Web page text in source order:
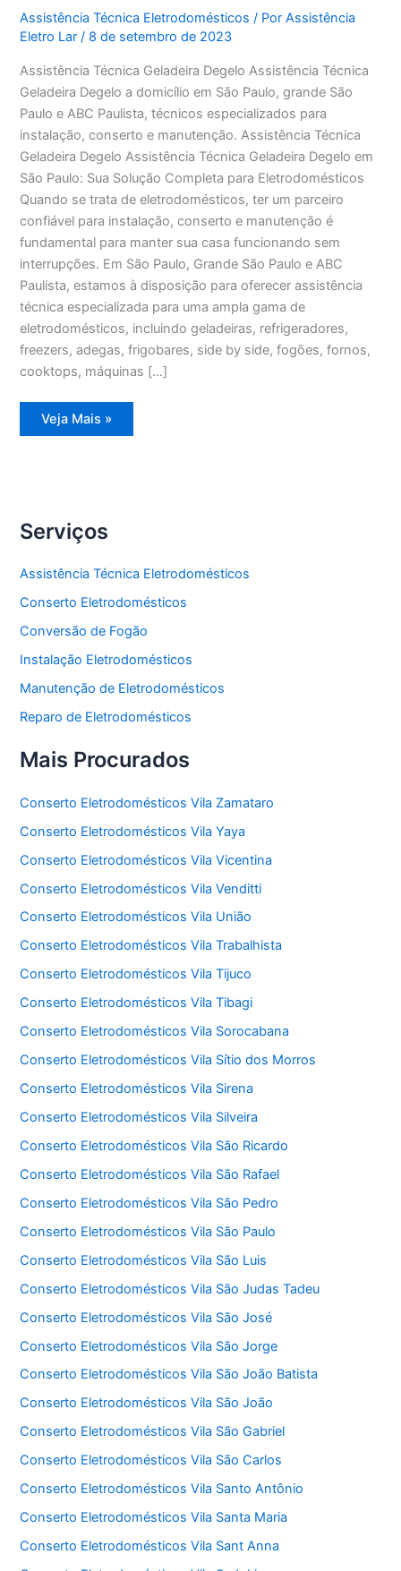
Assistência Técnica Eletrodomésticos / PorAssistência
Eletro Lar/ 8 de setembro de 2023
Assistência Técnica Geladeira Degelo Assistência Técnica
Geladeira Degelo a domicílio em São Paulo, grande São
Paulo e ABC Paulista, técnicos especializados para
instalação, conserto e manutenção. Assistência Técnica
Geladeira Degelo Assistência Técnica Geladeira Degelo em
São Paulo: Sua Solução Completa para Eletrodomésticos
Quando se trata de eletrodomésticos, ter um parceiro
confiável para instalação, conserto e manutenção é
fundamental para manter sua casa funcionando sem
interrupções. Em São Paulo, Grande São Paulo e ABC
Paulista, estamos à disposição para oferecer assistência
técnica especializada para uma ampla gama de
eletrodomésticos, incluindo geladeiras, refrigeradores,
freezers, adegas, frigobares, side by side, fogões, fornos,
cooktops, máquinas […]
Assistência
Técnica
Veja Mais »
Serviços
Assistência Técnica Eletrodomésticos
Conserto Eletrodomésticos
Conversão de Fogão
Instalação Eletrodomésticos
Manutenção de Eletrodomésticos
Reparo de Eletrodomésticos
Mais Procurados
Conserto Eletrodomésticos Vila Zamataro
Conserto Eletrodomésticos Vila Yaya
Conserto Eletrodomésticos Vila Vicentina
Conserto Eletrodomésticos Vila Venditti
Conserto Eletrodomésticos Vila União
Conserto Eletrodomésticos Vila Trabalhista
Conserto Eletrodomésticos Vila Tijuco
Conserto Eletrodomésticos Vila Tibagi
Conserto Eletrodomésticos Vila Sorocabana
Conserto Eletrodomésticos Vila Sítio dos Morros
Conserto Eletrodomésticos Vila Sirena
Conserto Eletrodomésticos Vila Silveira
Conserto Eletrodomésticos Vila São Ricardo
Conserto Eletrodomésticos Vila São Rafael
Conserto Eletrodomésticos Vila São Pedro
Conserto Eletrodomésticos Vila São Paulo
Conserto Eletrodomésticos Vila São Luis
Conserto Eletrodomésticos Vila São Judas Tadeu
Conserto Eletrodomésticos Vila São José
Conserto Eletrodomésticos Vila São Jorge
Conserto Eletrodomésticos Vila São João Batista
Conserto Eletrodomésticos Vila São João
Conserto Eletrodomésticos Vila São Gabriel
Conserto Eletrodomésticos Vila São Carlos
Conserto Eletrodomésticos Vila Santo Antônio
Conserto Eletrodomésticos Vila Santa Maria
Conserto Eletrodomésticos Vila Sant Anna